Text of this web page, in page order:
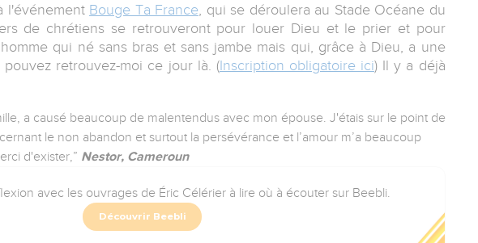
l'événement Bouge Ta France , qui se déroulera au Stade Océane du
de chrétiens se retrouveront pour louer Dieu et le prier et pour
qui né sans bras et sans jambe mais qui, grâce à Dieu, a une
retrouvez-moi ce jour là. (Inscription obligatoire ici) Il y a déjà
a causé beaucoup de malentendus avec mon épouse. J'étais sur le point de
le non abandon et surtout la persévérance et l’amour m’a beaucoup
d'exister,” Nestor, Cameroun
avec les ouvrages de Éric Célérier à lire où à écouter sur Beebli.
Découvrir Beebli